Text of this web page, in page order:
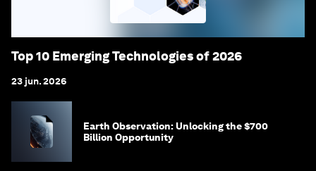
Top 10 Emerging Technologies of 2026
23 jun. 2026
Earth Observation: Unlocking the $700
Billion Opportunity